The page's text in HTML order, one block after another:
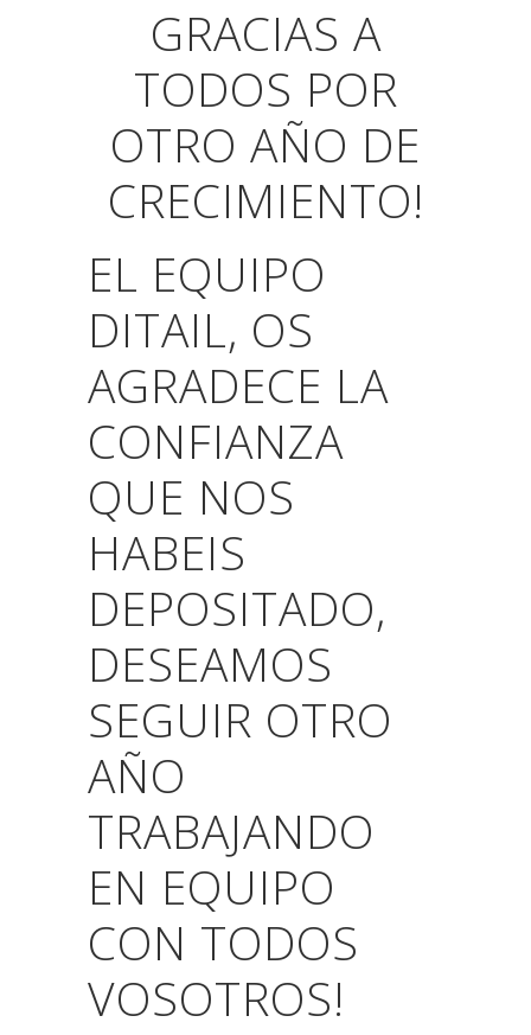
GRACIAS A
TODOS POR
OTRO AÑO DE
CRECIMIENTO!
EL EQUIPO
DITAIL, OS
AGRADECE LA
CONFIANZA
QUE NOS
HABEIS
DEPOSITADO,
DESEAMOS
SEGUIR OTRO
AÑO
TRABAJANDO
EN EQUIPO
CON TODOS
VOSOTROS!